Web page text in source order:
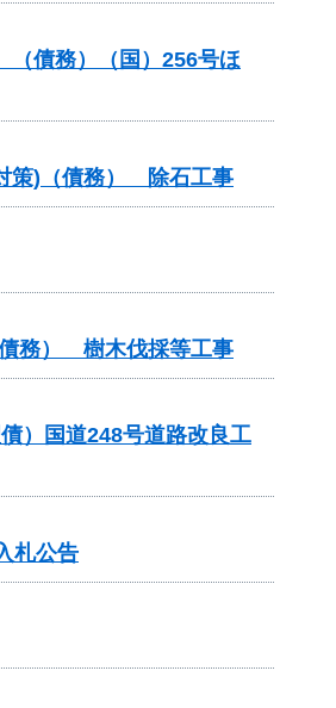
（債務）（国）256号ほ
策)（債務） 除石工事
債務） 樹木伐採等工事
）国道248号道路改良工
札公告